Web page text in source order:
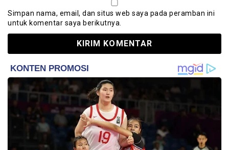
Simpan nama, email, dan situs web saya pada peramban ini
untuk komentar saya berikutnya.